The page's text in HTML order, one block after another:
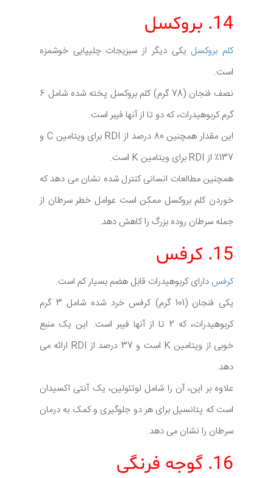
14. بروکسل
کلم بروکسل یکی دیگر از سبزیجات چلیپایی خوشمزه
است.
نصف فنجان (78 گرم) کلم بروکسل پخته شده شامل 6
گرم کربوهیدرات، که دو تا از آنها فیبر است.
این مقدار همچنین 80 درصد از RDI برای ویتامین C و
137٪ از RDI برای ویتامین K است.
همچنین مطالعات انسانی کنترل شده نشان می دهد که
خوردن کلم بروکسل ممکن است عوامل خطر سرطان از
جمله سرطان روده بزرگ را کاهش دهد.
15. کرفس
کرفس دارای کربوهیدرات قابل هضم بسیار کم است.
یکی فنجان (101 گرم) کرفس خرد شده شامل 3 گرم
کربوهیدرات، که 2 تا از آنها فیبر است. این یک منبع
خوبی از ویتامین K است و 37 درصد از RDI ارائه می
دهد.
علاوه بر این، آن را شامل لوتئولین، یک آنتی اکسیدان
است که پتانسیل برای هر دو جلوگیری و کمک به درمان
سرطان را نشان می دهد.
16. گوجه فرنگی